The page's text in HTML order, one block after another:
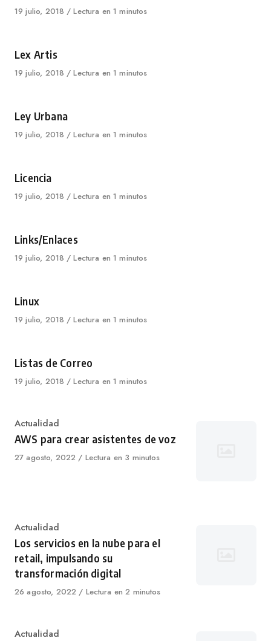
Published
19 julio, 2018 Lectura en 1 minutos
Category
Lex Artis
Published
19 julio, 2018 Lectura en 1 minutos
Category
Ley Urbana
Published
19 julio, 2018 Lectura en 1 minutos
Category
Licencia
Published
19 julio, 2018 Lectura en 1 minutos
Category
Links/Enlaces
Published
19 julio, 2018 Lectura en 1 minutos
Category
Linux
Published
19 julio, 2018 Lectura en 1 minutos
Category
Listas de Correo
Published
19 julio, 2018 Lectura en 1 minutos
Category
Actualidad
AWS para crear asistentes de voz
Published
27 agosto, 2022 Lectura en 3 minutos
Category
Actualidad
Los servicios en la nube para el
retail, impulsando su
transformación digital
Published
26 agosto, 2022 Lectura en 2 minutos
Category
Actualidad